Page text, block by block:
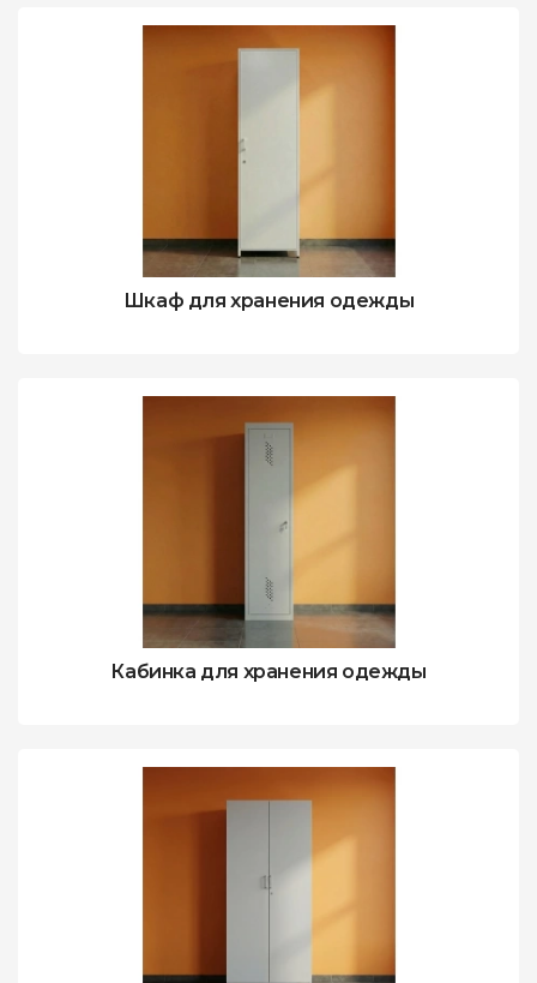
Шкаф для хранения одежды
Кабинка для хранения одежды